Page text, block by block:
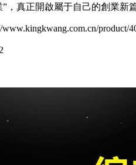
”，真正開啟屬于自己的創業新
product/